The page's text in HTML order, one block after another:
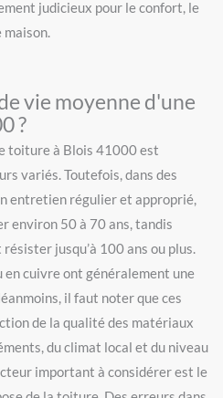
judicieux pour le confort, le
vie moyenne d'une
?
toiture à Blois 41000 est
variés. Toutefois, dans des
entretien régulier et approprié,
environ 50 à 70 ans, tandis
jusqu’à 100 ans ou plus.
en cuivre ont généralement une
il faut noter que ces
de la qualité des matériaux
du climat local et du niveau
important à considérer est le